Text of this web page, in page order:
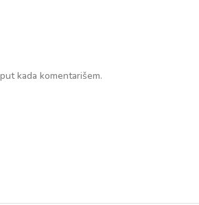
kada komentarišem.